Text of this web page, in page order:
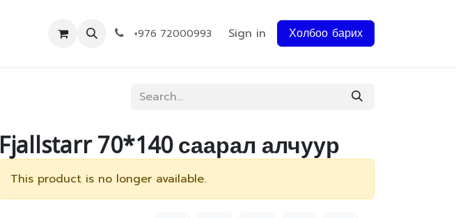
+976 72000993 Sign in Холбоо барих
Fjallstarr 70*140 саарал алчуур
This product is no longer available.